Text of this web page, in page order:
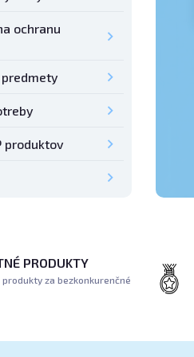
ochranu
predmety
produktov
PRODUKTY
za bezkonkurenčné